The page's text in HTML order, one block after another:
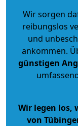
Wir sorgen
reibungslos
und
ankommen.
günstigen
Wir legen los,
von